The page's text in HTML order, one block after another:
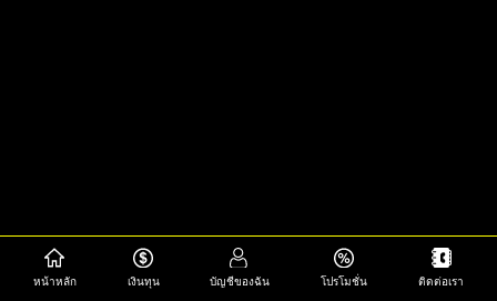
หน้าหลัก เงินทุน บัญชีของฉัน โปรโมชั่น ติดต่อเรา